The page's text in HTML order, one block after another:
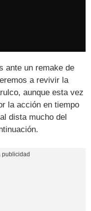
ante un remake de
a revivir la
aunque esta vez
la acción en tiempo
dista mucho del